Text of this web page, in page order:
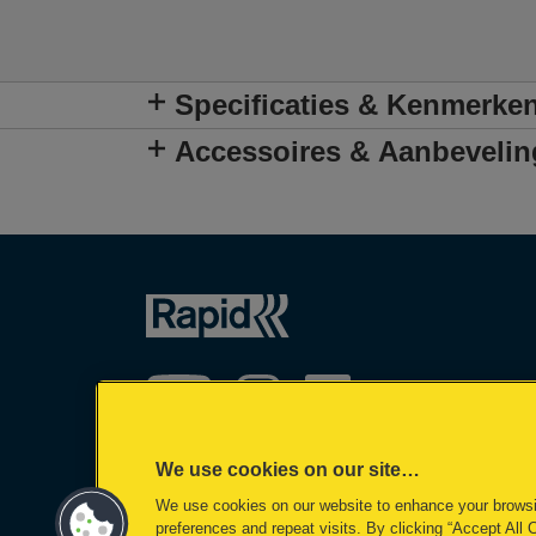
Specificaties &
Accessoires &
©2026 ACCO Brands
We use cookies on our site…
We use cookies on our website to enhance your
preferences and repeat visits. By clicking “Accept All